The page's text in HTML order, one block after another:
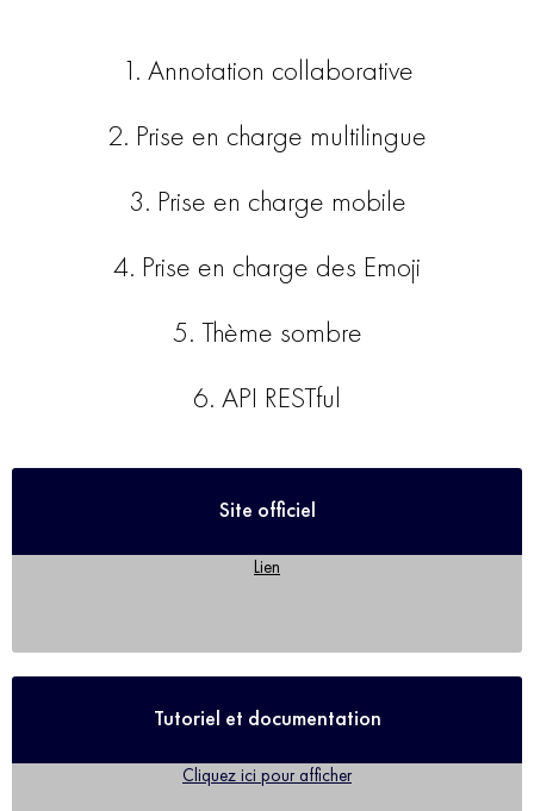
1. Annotation collaborative
2. Prise en charge multilingue
3. Prise en charge mobile
4. Prise en charge des Emoji
5. Thème sombre
6. API RESTful
Site officiel
Lien
Tutoriel et documentation
Cliquez ici pour afficher